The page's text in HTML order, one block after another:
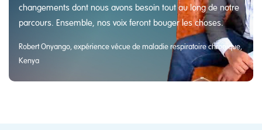
changements dont nous avons besoin tout au long de notre
parcours. Ensemble, nos voix feront bouger les choses.
Robert Onyango, expérience vécue de maladie respiratoire chronique,
Kenya